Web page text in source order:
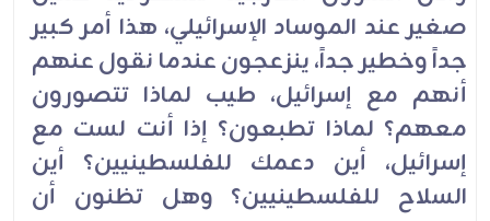
صغير عند الموساد الإسرائيلي، هذا أمر كبير
جداً وخطير جداً، ينزعجون عندما نقول عنهم
أنهم مع إسرائيل، طيب لماذا تتصورون
معهم؟ لماذا تطبعون؟ إذا أنت لست مع
إسرائيل، أين دعمك للفلسطينيين؟ أين
السلاح للفلسطينيين؟ وهل تظنون أن